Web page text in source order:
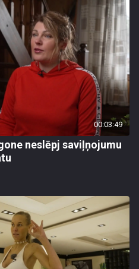
00:03:49
neslēpj saviļņojumu